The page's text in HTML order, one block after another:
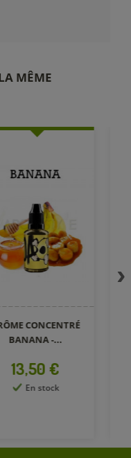
MÊME
CONCENTRÉ
BANANA -...
Prix
13,50 €
En stock